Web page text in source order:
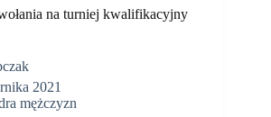
na turniej kwalifikacyjny
2021
mężczyzn